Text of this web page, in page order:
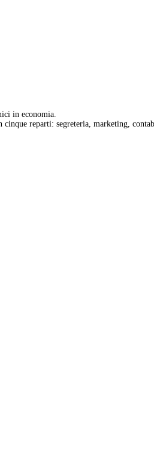
in economia.
reparti: segreteria, marketing,